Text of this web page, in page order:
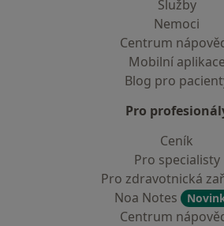
Služby
Nemoci
Centrum
Mobilní aplikace
Blog pro
Pro
Ceník
Pro specialisty
Pro zdravotnická
Noa Notes
Centrum